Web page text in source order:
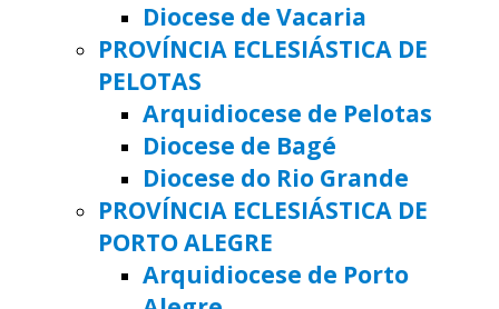
Diocese de Vacaria
PROVÍNCIA ECLESIÁSTICA DE
PELOTAS
Arquidiocese de Pelotas
Diocese de Bagé
Diocese do Rio Grande
PROVÍNCIA ECLESIÁSTICA DE
PORTO ALEGRE
Arquidiocese de Porto